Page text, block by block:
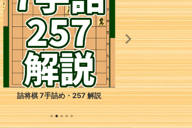
詰将棋 3手詰め・69 解説 詰将